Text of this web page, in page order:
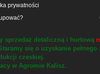
prywatności
sprzedaż detaliczną i hurtową
się o uzyskanie
czeskiej.
w Agromie Kalisz.